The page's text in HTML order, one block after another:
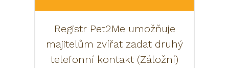
Registr Pet2Me umožňuje
majitelům zvířat zadat druhý
telefonní kontakt (Záložní)